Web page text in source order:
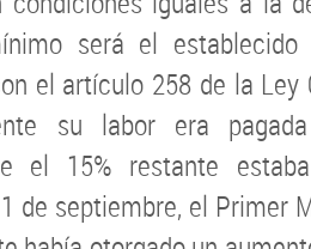
será el establecido
el artículo 258 de la Ley
su labor era
el 15% restante
de septiembre, el Primer